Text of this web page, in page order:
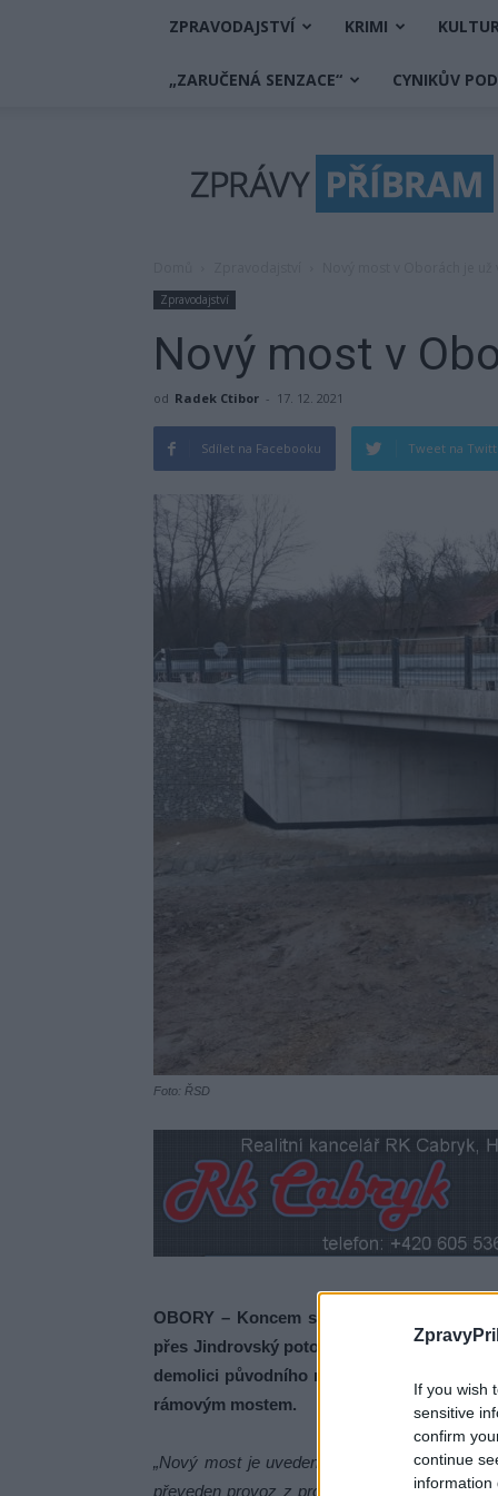
If you wish
sensitive
confirm
continue
information
ZPRAVODAJSTVÍ KRIMI
„ZARUČENÁ SENZACE“ CYNIKŮV
Příbram
Zpravodajství
Nový most v
od Radek Ctibor - 17. 12. 2021
Sdílet na Facebooku Tweet na
Foto: ŘSD
OBORY – Koncem srpna tohoto roku
přes Jindrovský potok v Oborách. V rámci
demolici původního mostního objektu,
rámovým mostem.
„Nový most je uveden do provozu v režimu
převeden provoz z provizorního mostu.